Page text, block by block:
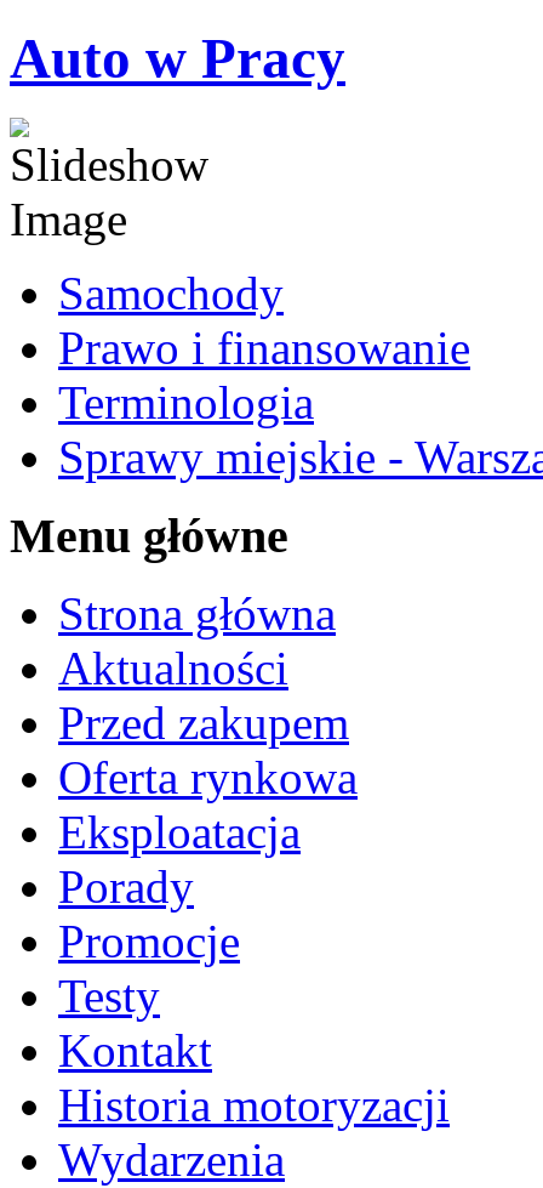
Auto w Pracy
Samochody
Prawo i finansowanie
Terminologia
Sprawy miejskie -
Menu główne
Strona główna
Aktualności
Przed zakupem
Oferta rynkowa
Eksploatacja
Porady
Promocje
Testy
Kontakt
Historia motoryzacji
Wydarzenia